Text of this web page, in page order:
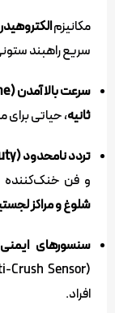
مکانیزم
سریع راهبند
سرعت بالا آمدن (Rise Time):
ثانیه، حیاتی
تردد نامحدود (Heavy Duty):
و فن خنک‌کننده
شلوغ و مراکز
سنسورهای
افراد.